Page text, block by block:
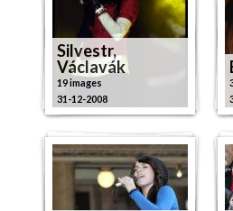
Silvestr,
Václavák
19 images
31-12-2008